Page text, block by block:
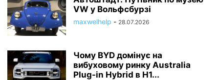
VW у Вольфсбурзі
maxwelhelp - 28.07.2026
Чому BYD домінує на
вибуховому ринку Australia
Plug-in Hybrid в H1...